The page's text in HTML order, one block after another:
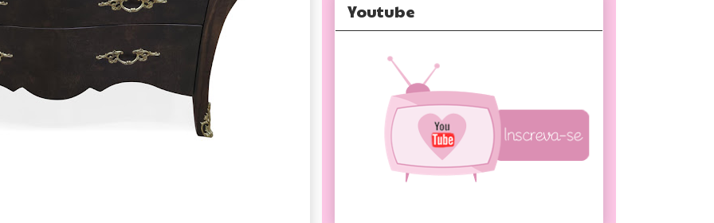
Youtube